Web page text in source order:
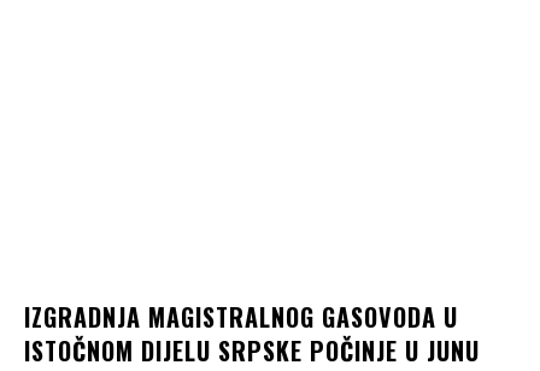
IZGRADNJA MAGISTRALNOG GASOVODA U
ISTOČNOM DIJELU SRPSKE POČINJE U JUNU